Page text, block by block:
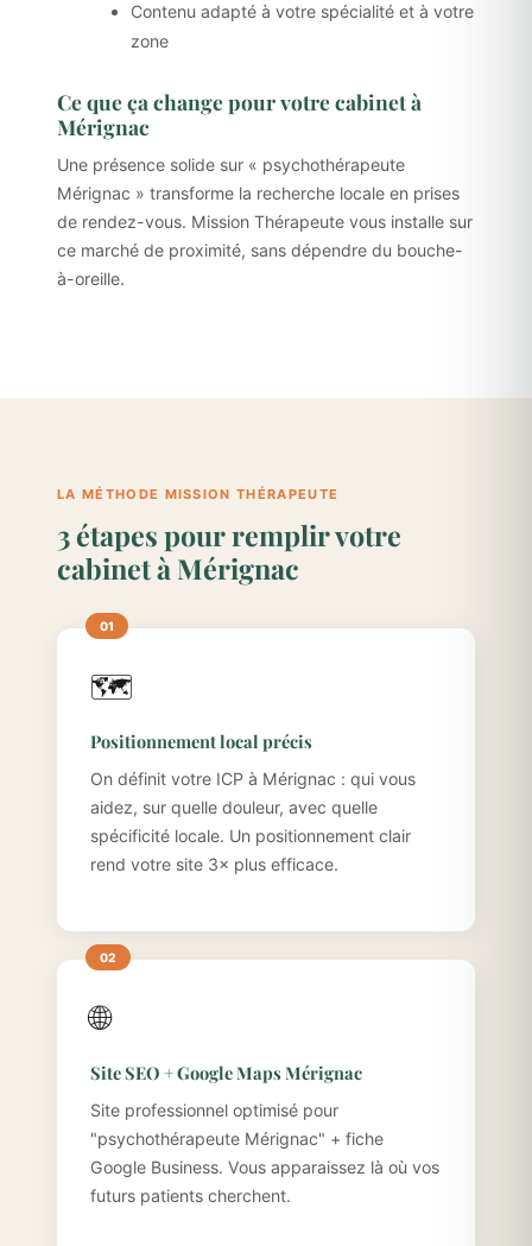
Contenu adapté à votre spécialité et à votre
zone
Ce que ça change pour votre cabinet à
Mérignac
Une présence solide sur « psychothérapeute
Mérignac » transforme la recherche locale en prises
de rendez-vous. Mission Thérapeute vous installe sur
ce marché de proximité, sans dépendre du bouche-
à-oreille.
LA MÉTHODE MISSION THÉRAPEUTE
3 étapes pour remplir votre
cabinet à Mérignac
🗺️
Positionnement local précis
On définit votre ICP à Mérignac : qui vous
aidez, sur quelle douleur, avec quelle
spécificité locale. Un positionnement clair
rend votre site 3× plus efficace.
🌐
Site SEO + Google Maps Mérignac
Site professionnel optimisé pour
"psychothérapeute Mérignac" + fiche
Google Business. Vous apparaissez là où vos
futurs patients cherchent.